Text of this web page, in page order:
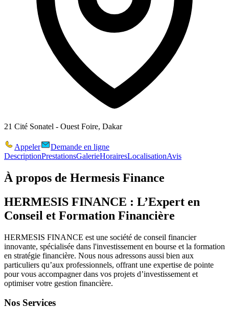
21 Cité Sonatel - Ouest Foire, Dakar
Appeler
Demande en ligne
DescriptionPrestationsGalerieHorairesLocalisationAvis
À propos de Hermesis Finance
HERMESIS FINANCE : L’Expert en
Conseil et Formation Financière
HERMESIS FINANCE est une société de conseil financier
innovante, spécialisée dans l'investissement en bourse et la formation
en stratégie financière. Nous nous adressons aussi bien aux
particuliers qu’aux professionnels, offrant une expertise de pointe
pour vous accompagner dans vos projets d’investissement et
optimiser votre gestion financière.
Nos Services